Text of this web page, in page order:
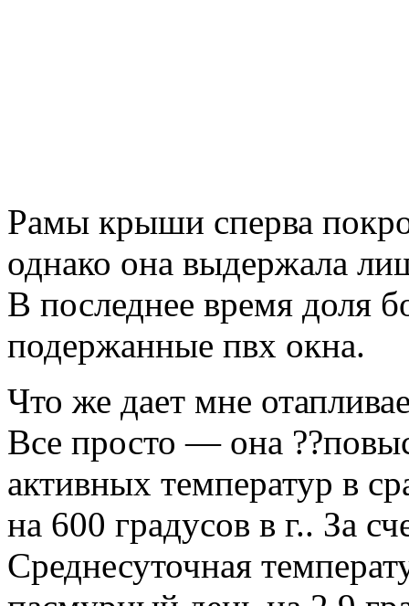
Рамы крыши сперва
однако она выдержала
В последнее время доля
подержанные пвх окна.
Что же дает мне
Все просто — она
активных температур в
на 600 градусов в г.. За
Среднесуточная